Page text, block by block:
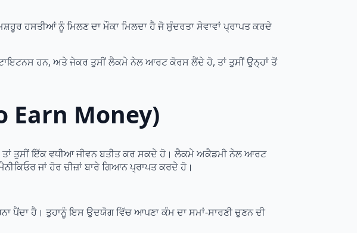
ਹਸਤੀਆਂ ਨੂੰ ਮਿਲਣ ਦਾ ਮੌਕਾ ਮਿਲਦਾ ਹੈ ਜੋ ਸੁੰਦਰਤਾ ਸੇਵਾਵਾਂ ਪ੍ਰਾਪਤ ਕਰਦੇ
ਹਨ, ਅਤੇ ਜੇਕਰ ਤੁਸੀਂ ਲੈਕਮੇ ਨੇਲ ਆਰਟ ਕੋਰਸ ਲੈਂਦੇ ਹੋ, ਤਾਂ ਤੁਸੀਂ ਉਨ੍ਹਾਂ ਤੋਂ
Earn Money)
ਤੁਸੀਂ ਇੱਕ ਵਧੀਆ ਜੀਵਨ ਬਤੀਤ ਕਰ ਸਕਦੇ ਹੋ। ਲੈਕਮੇ ਅਕੈਡਮੀ ਨੇਲ ਆਰਟ
ਜਾਂ ਹੋਰ ਚੀਜ਼ਾਂ ਬਾਰੇ ਗਿਆਨ ਪ੍ਰਾਪਤ ਕਰਦੇ ਹੋ।
ਪੈਂਦਾ ਹੈ। ਤੁਹਾਨੂੰ ਇਸ ਉਦਯੋਗ ਵਿੱਚ ਆਪਣਾ ਕੰਮ ਦਾ ਸਮਾਂ-ਸਾਰਣੀ ਚੁਣਨ ਦੀ